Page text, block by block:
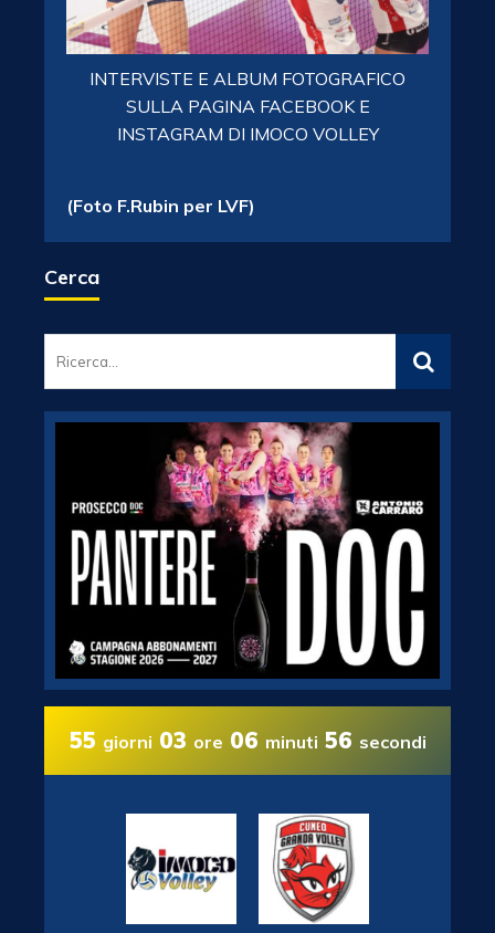
INTERVISTE E ALBUM FOTOGRAFICO
SULLA PAGINA FACEBOOK E
INSTAGRAM DI IMOCO VOLLEY
(Foto F.Rubin per LVF)
Cerca
55 giorni 03 ore 06 minuti 55 secondi